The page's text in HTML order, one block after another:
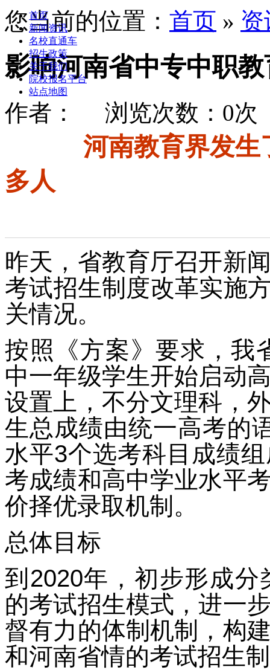
首页
新闻资讯
名校直通车
招生政策
关于我们
院校报名平台
站点地图
您当前的位置： 首页 » 资
影响河南省中专中职
作者： 浏览次数：0次
河南教育界发生
多人
昨天，省教育厅召开新
考试招生制度改革实施
关情况。
按照《方案》要求，我
中一年级学生开始启动
设置上，不分文理科，
生总成绩由统一高考的
水平3个选考科目成绩
考成绩和高中学业水平
价择优录取机制。
总体目标
到2020年，初步形成
的考试招生模式，进一
督有力的体制机制，构
和河南省情的考试招生